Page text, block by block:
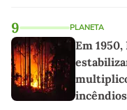
9 PLANETA
Em